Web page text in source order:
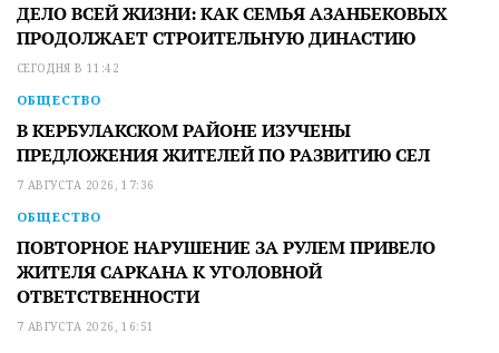
ДЕЛО ВСЕЙ ЖИЗНИ: КАК СЕМЬЯ АЗАНБЕКОВЫХ
ПРОДОЛЖАЕТ СТРОИТЕЛЬНУЮ ДИНАСТИЮ
СЕГОДНЯ В 11:42
ОБЩЕСТВО
В КЕРБУЛАКСКОМ РАЙОНЕ ИЗУЧЕНЫ
ПРЕДЛОЖЕНИЯ ЖИТЕЛЕЙ ПО РАЗВИТИЮ СЕЛ
7 АВГУСТА 2026, 17:36
ОБЩЕСТВО
ПОВТОРНОЕ НАРУШЕНИЕ ЗА РУЛЕМ ПРИВЕЛО
ЖИТЕЛЯ САРКАНА К УГОЛОВНОЙ
ОТВЕТСТВЕННОСТИ
7 АВГУСТА 2026, 16:51